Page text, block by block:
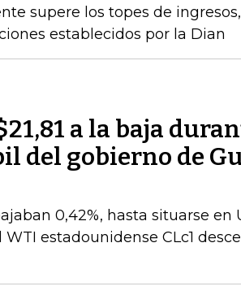
supere los topes de ingresos,
establecidos por la Dian
a la baja
del gobierno de
0,42%, hasta situarse en
estadounidense CLc1